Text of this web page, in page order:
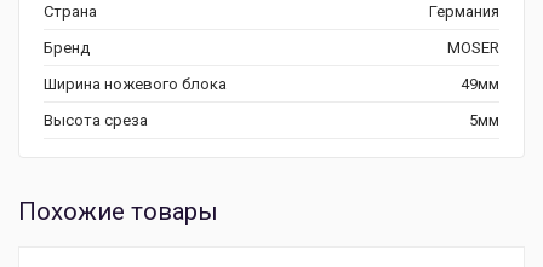
Страна
Германия
Бренд
MOSER
Ширина ножевого блока
49мм
Высота среза
5мм
Похожие товары